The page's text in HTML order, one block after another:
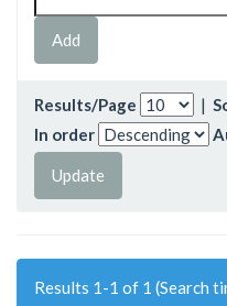
Results/Page |
In order
Results 1-1 of 1 (Search